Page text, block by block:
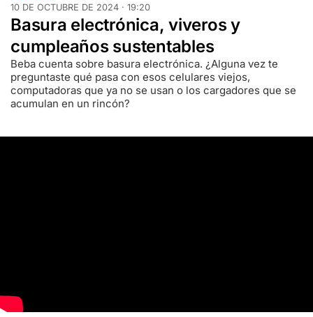
10 DE OCTUBRE DE 2024 · 19:20
Basura electrónica, viveros y
cumpleaños sustentables
Beba cuenta sobre basura electrónica. ¿Alguna vez te
preguntaste qué pasa con esos celulares viejos,
computadoras que ya no se usan o los cargadores que se
acumulan en un rincón?